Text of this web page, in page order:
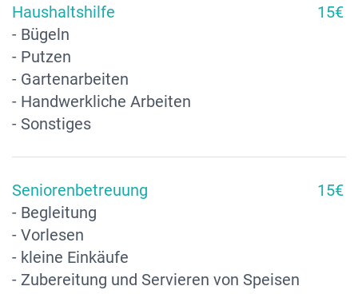
Haushaltshilfe
- Bügeln
- Putzen
- Gartenarbeiten
- Handwerkliche Arbeiten
- Sonstiges
15€
Seniorenbetreuung
- Begleitung
- Vorlesen
- kleine Einkäufe
- Zubereitung und Servieren von Speisen
15€